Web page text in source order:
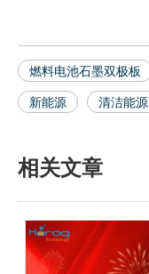
燃料电池石墨双极板
新能源
清洁能源
相关文章